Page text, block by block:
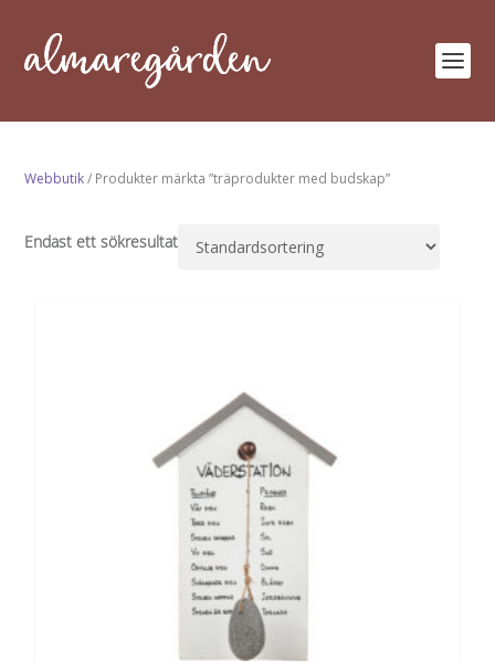
Webbutik/ Produkter märkta ”träprodukter med budskap”
Endast ett sökresultat